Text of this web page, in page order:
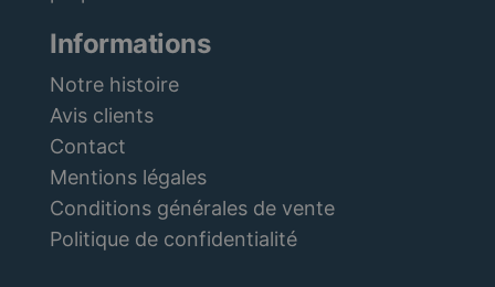
Informations
Notre histoire
Avis clients
Contact
Mentions légales
Conditions générales de vente
Politique de confidentialité